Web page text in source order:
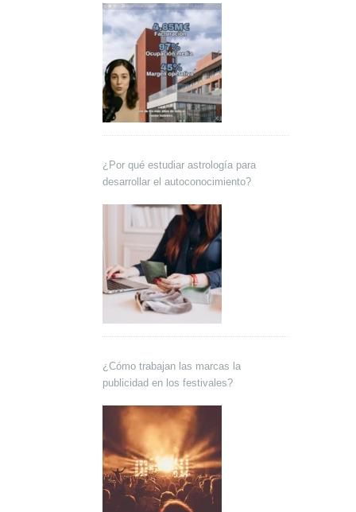
¿Por qué estudiar astrología para
desarrollar el autoconocimiento?
¿Cómo trabajan las marcas la
publicidad en los festivales?